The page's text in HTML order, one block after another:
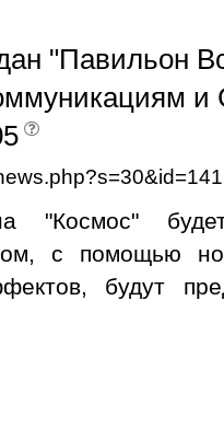
"Павильон
"Космос"
с помощью
будут